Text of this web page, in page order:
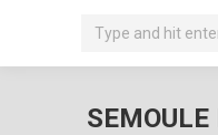
Recherche
SEMOULE